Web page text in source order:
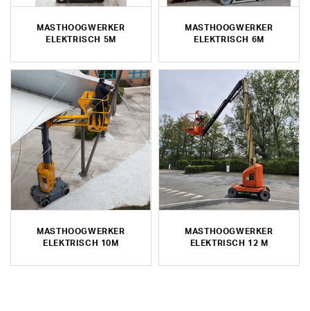
MASTHOOGWERKER
ELEKTRISCH 5M
MASTHOOGWERKER
ELEKTRISCH 6M
MASTHOOGWERKER
ELEKTRISCH 10M
MASTHOOGWERKER
ELEKTRISCH 12 M